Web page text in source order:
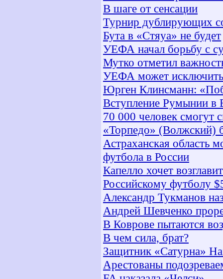
В шаге от сенсации
Турнир дублирующих
Бута в «Стяуа» не будет
УЕФА начал борьбу с
Мутко отметил
УЕФА может
Юрген Клинсманн:
Вступление Румынии
70 000 человек смогут
«Торпедо» (Волжский)
Астраханская область
футбола в России
Капелло хочет
Российскому футболу
Александр Тукманов
Андрей Шевченко
В Коврове пытаются
В чем сила, брат?
Защитник «Сатурна»
Арестованы